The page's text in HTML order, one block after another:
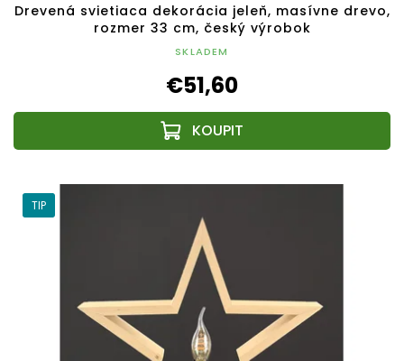
Drevená svietiaca dekorácia jeleň, masívne drevo,
rozmer 33 cm, český výrobok
SKLADEM
€51,60
TIP